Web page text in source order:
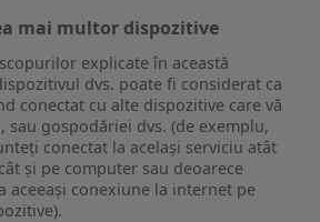
mai multor dispozitive
explicate în această
dvs. poate fi considerat ca
conectat cu alte dispozitive care vă
sau gospodăriei dvs. (de exemplu,
conectat la același serviciu atât
și pe computer sau deoarece
aceeași conexiune la internet pe